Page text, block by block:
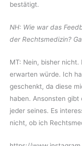
bestätigt.
NH: Wie war das
der Rechtsmedizin?
MT: Nein, bisher
erwarten würde. Ich
geschenkt, da diese
haben. Ansonsten gibt
jeder seines. Es
nicht, ob ich